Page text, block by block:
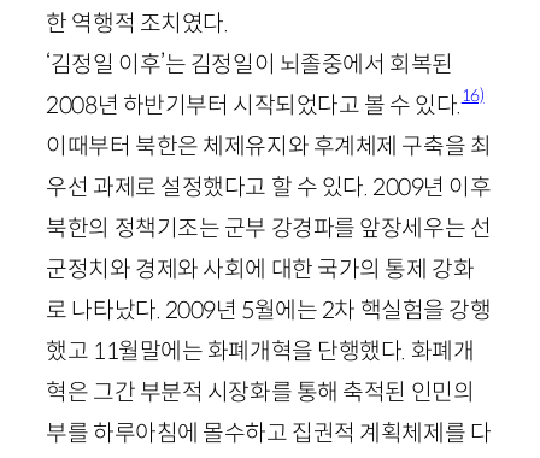
한 역행적 조치였다.
‘김정일 이후’는 김정일이 뇌졸중에서 회복된
2008년 하반기부터 시작되었다고 볼 수 있다.16)
이때부터 북한은 체제유지와 후계체제 구축을 최
우선 과제로 설정했다고 할 수 있다. 2009년 이후
북한의 정책기조는 군부 강경파를 앞장세우는 선
군정치와 경제와 사회에 대한 국가의 통제 강화
로 나타났다. 2009년 5월에는 2차 핵실험을 강행
했고 11월말에는 화폐개혁을 단행했다. 화폐개
혁은 그간 부분적 시장화를 통해 축적된 인민의
부를 하루아침에 몰수하고 집권적 계획체제를 다